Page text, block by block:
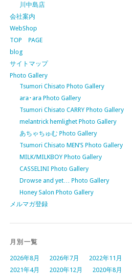
川中島店
会社案内
WebShop
TOP PAGE
blog
サイトマップ
Photo Gallery
Tsumori Chisato Photo Gallery
ara･ara Photo Gallery
Tsumori Chisato CARRY Photo Gallery
melantrick hemlighet Photo Gallery
あちゃちゅむ Photo Gallery
Tsumori Chisato MEN’S Photo Gallery
MILK/MILKBOY Photo Gallery
CASSELINI Photo Gallery
Drowse and yet… Photo Gallery
Honey Salon Photo Gallery
メルマガ登録
月別一覧
2026年8月 2026年7月 2022年11月
2021年4月
2020年12月 2020年8月